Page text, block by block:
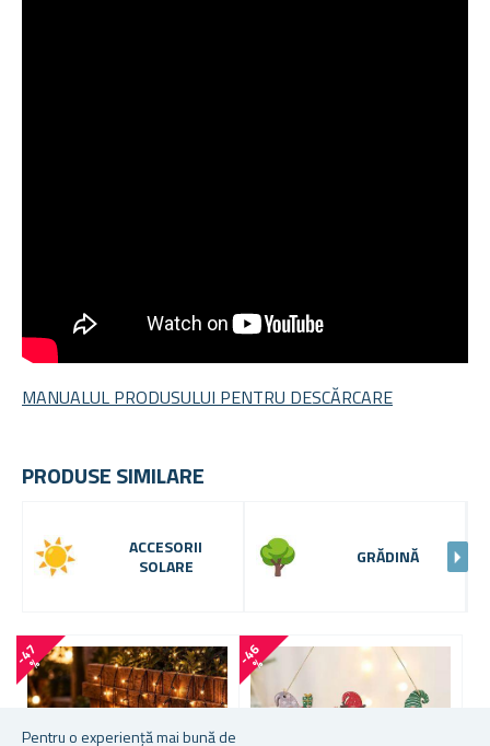
Pentru o experiență mai bună de
MANUALUL PRODUSULUI PENTRU DESCĂRCARE
PRODUSE SIMILARE
ACCESORII
SOLARE
GRĂDINĂ
-
4
7
% -
4
6
%